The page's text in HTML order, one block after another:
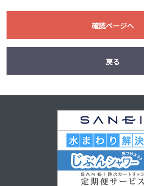
確認ページへ
戻る